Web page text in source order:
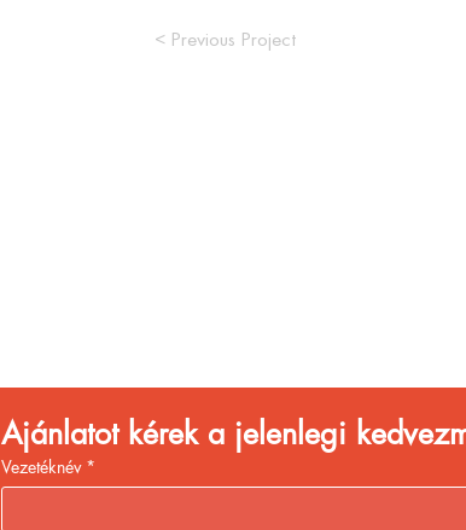
< Previous Project
Ajánlatot kérek a jelenlegi
Vezetéknév *